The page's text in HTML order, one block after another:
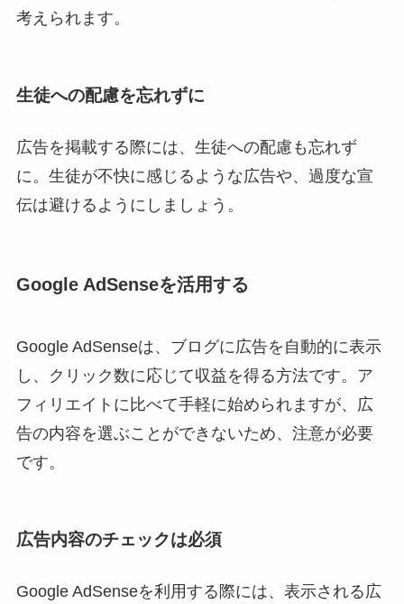
考えられます。
生徒への配慮を忘れずに
広告を掲載する際には、生徒への配慮も忘れず
に。生徒が不快に感じるような広告や、過度な宣
伝は避けるようにしましょう。
Google AdSenseを活用する
Google AdSenseは、ブログに広告を自動的に表示
し、クリック数に応じて収益を得る方法です。ア
フィリエイトに比べて手軽に始められますが、広
告の内容を選ぶことができないため、注意が必要
です。
広告内容のチェックは必須
Google AdSenseを利用する際には、表示される広